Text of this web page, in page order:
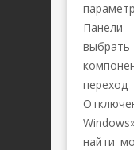
найти